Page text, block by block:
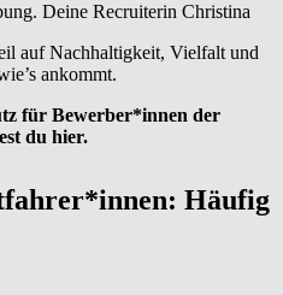
Deine Recruiterin Christina
auf Nachhaltigkeit, Vielfalt und
ankommt.
für Bewerber*innen der
du hier.
Häufig